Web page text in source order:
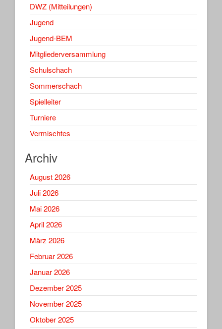
DWZ (Mitteilungen)
Jugend
Jugend-BEM
Mitgliederversammlung
Schulschach
Sommerschach
Spielleiter
Turniere
Vermischtes
Archiv
August 2026
Juli 2026
Mai 2026
April 2026
März 2026
Februar 2026
Januar 2026
Dezember 2025
November 2025
Oktober 2025